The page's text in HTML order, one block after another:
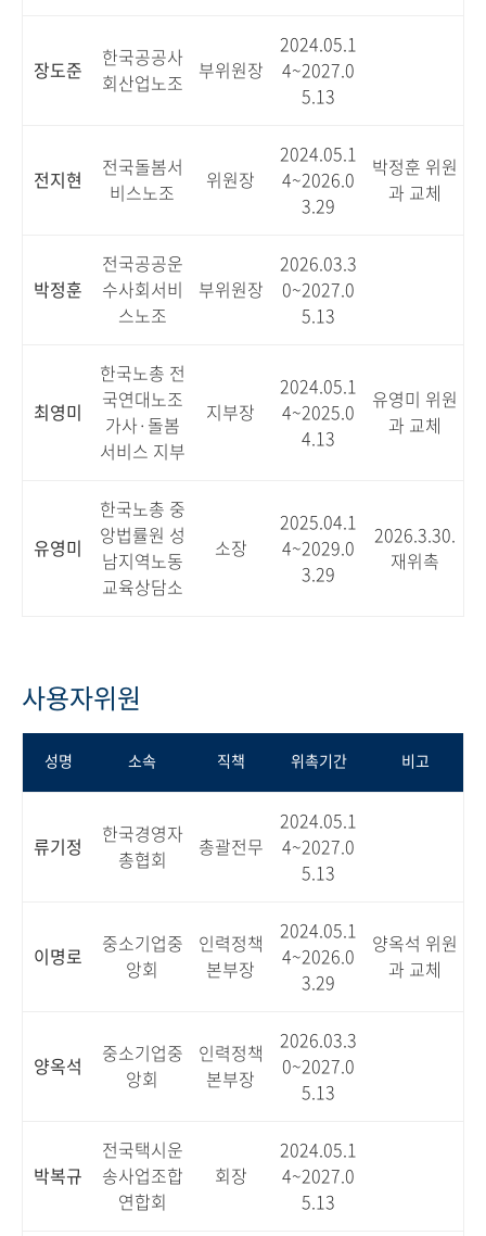
장도준
한국공공사
회산업노조
부위원장
2024.05.1
4~2027.0
5.13
전지현
전국돌봄서
비스노조
위원장
2024.05.1
4~2026.0
3.29
박정훈 위원
과 교체
박정훈
전국공공운
수사회서비
스노조
부위원장
2026.03.3
0~2027.0
5.13
최영미
한국노총 전
국연대노조
가사·돌봄
서비스 지부
지부장
2024.05.1
4~2025.0
4.13
유영미 위원
과 교체
유영미
한국노총 중
앙법률원 성
남지역노동
교육상담소
소장
2025.04.1
4~2029.0
3.29
2026.3.30.
재위촉
사용자위원
성명 소속 직책 위촉기간 비고
류기정
한국경영자
총협회
총괄전무
2024.05.1
4~2027.0
5.13
이명로
중소기업중
앙회
인력정책
본부장
2024.05.1
4~2026.0
3.29
양옥석 위원
과 교체
양옥석
중소기업중
앙회
인력정책
본부장
2026.03.3
0~2027.0
5.13
박복규
전국택시운
송사업조합
연합회
회장
2024.05.1
4~2027.0
5.13